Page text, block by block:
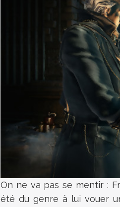
On ne va pas se mentir :
été du genre à lui vouer